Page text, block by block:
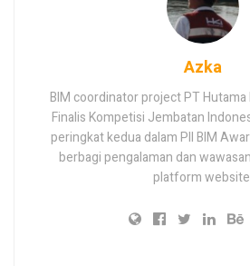
Azka
BIM coordinator project PT
Finalis Kompetisi Jembatan
peringkat kedua dalam PII BIM
berbagi pengalaman dan
platform